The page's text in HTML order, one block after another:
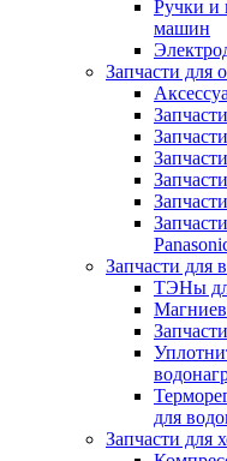
Ручки и
машин
Запчасти для
Запчасти для
ТЭНы
для
Запчасти для